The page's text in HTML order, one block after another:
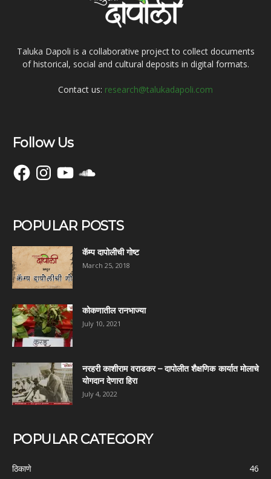
Taluka Dapoli is a collaborative project to collect documents
of historical, social and cultural deposits in digital formats.
Contact us: research@talukadapoli.com
Follow Us
FacebookInstagram
YouTube
POPULAR POSTS
कॅम्प दापोलीची गोष्ट
March 25, 2018
कोकणातील रानभाज्या
July 10, 2021
नरहरी काशीराम वराडकर – दापोलीत शैक्षणिक कार्यात मोलाचे
योगदान देणारा हिरा
July 4, 2022
POPULAR CATEGORY
ठिकाणे 46